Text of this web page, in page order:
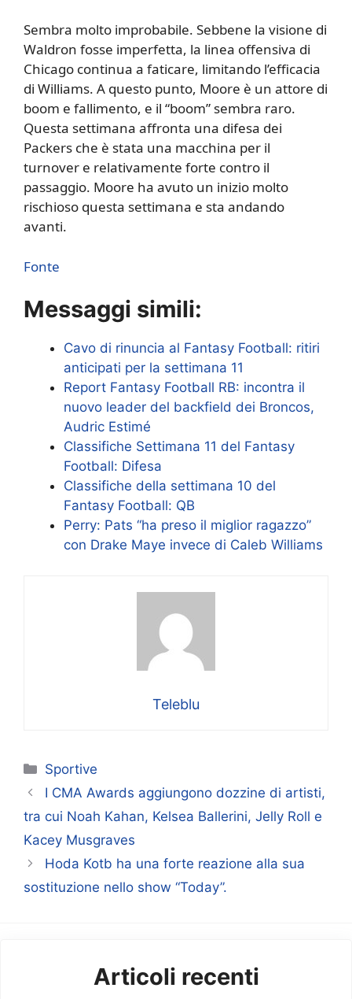
Sembra molto improbabile. Sebbene la visione di
Waldron fosse imperfetta, la linea offensiva di
Chicago continua a faticare, limitando l’efficacia
di Williams. A questo punto, Moore è un attore di
boom e fallimento, e il “boom” sembra raro.
Questa settimana affronta una difesa dei
Packers che è stata una macchina per il
turnover e relativamente forte contro il
passaggio. Moore ha avuto un inizio molto
rischioso questa settimana e sta andando
avanti.
Fonte
Messaggi simili:
Cavo di rinuncia al Fantasy Football: ritiri
anticipati per la settimana 11
Report Fantasy Football RB: incontra il
nuovo leader del backfield dei Broncos,
Audric Estimé
Classifiche Settimana 11 del Fantasy
Football: Difesa
Classifiche della settimana 10 del
Fantasy Football: QB
Perry: Pats “ha preso il miglior ragazzo”
con Drake Maye invece di Caleb Williams
Teleblu
Categorie
Sportive
I CMA Awards aggiungono dozzine di artisti,
tra cui Noah Kahan, Kelsea Ballerini, Jelly Roll e
Kacey Musgraves
Hoda Kotb ha una forte reazione alla sua
sostituzione nello show “Today”.
Articoli recenti